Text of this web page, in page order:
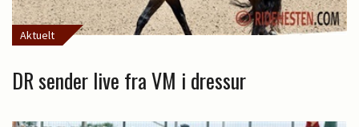
Aktuelt
DR sender live fra VM i dressur